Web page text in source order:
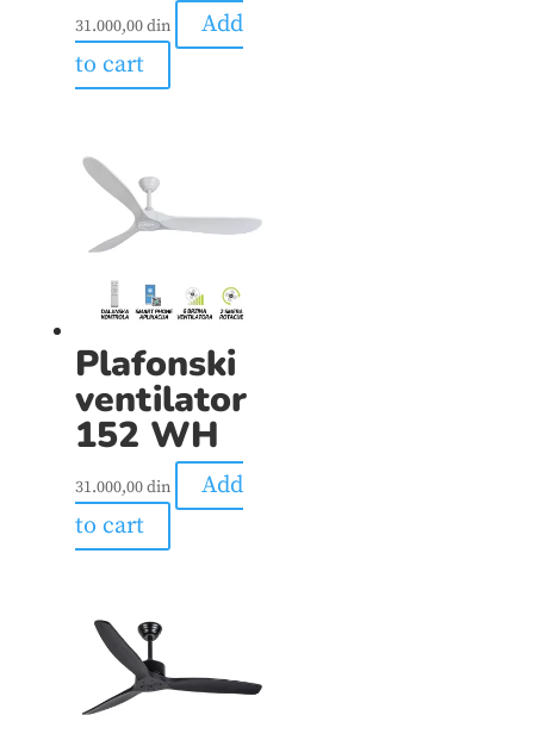
31.000,00din
Add
to cart
Plafonski
ventilator
152 WH
31.000,00din
Add
to cart